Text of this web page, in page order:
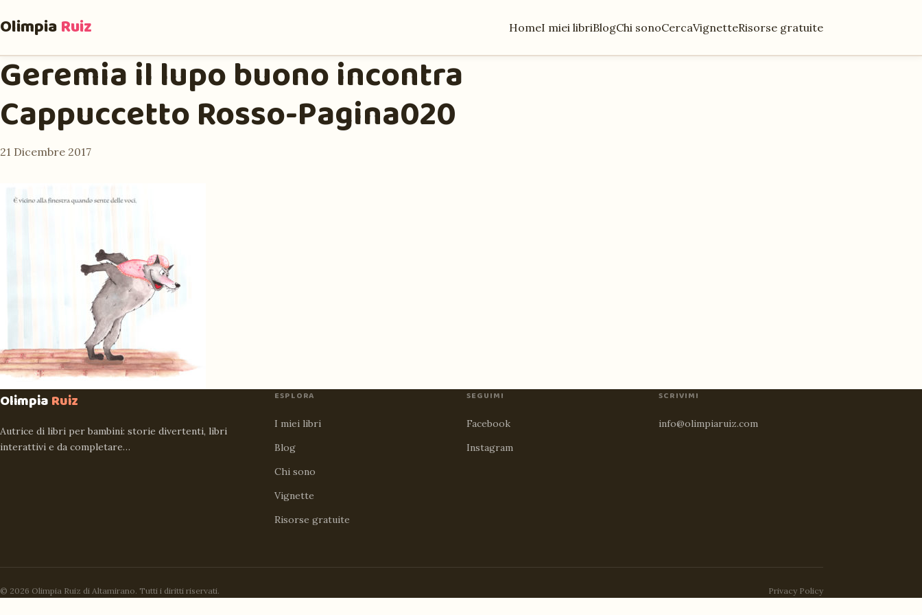
OlimpiaRuiz HomeI miei libriBlogChi sonoCercaVignetteRisorse gratuite
Geremia il lupo buono incontra
Cappuccetto Rosso-Pagina020
21 Dicembre 2017
OlimpiaRuiz
Autrice di libri per bambini: storie divertenti, libri
interattivi e da completare…
ESPLORA
I miei libri
Blog
Chi sono
Vignette
Risorse gratuite
SEGUIMI
Facebook
Instagram
SCRIVIMI
info@olimpiaruiz.com
© 2026 Olimpia Ruiz di Altamirano. Tutti i diritti riservati. Privacy Policy